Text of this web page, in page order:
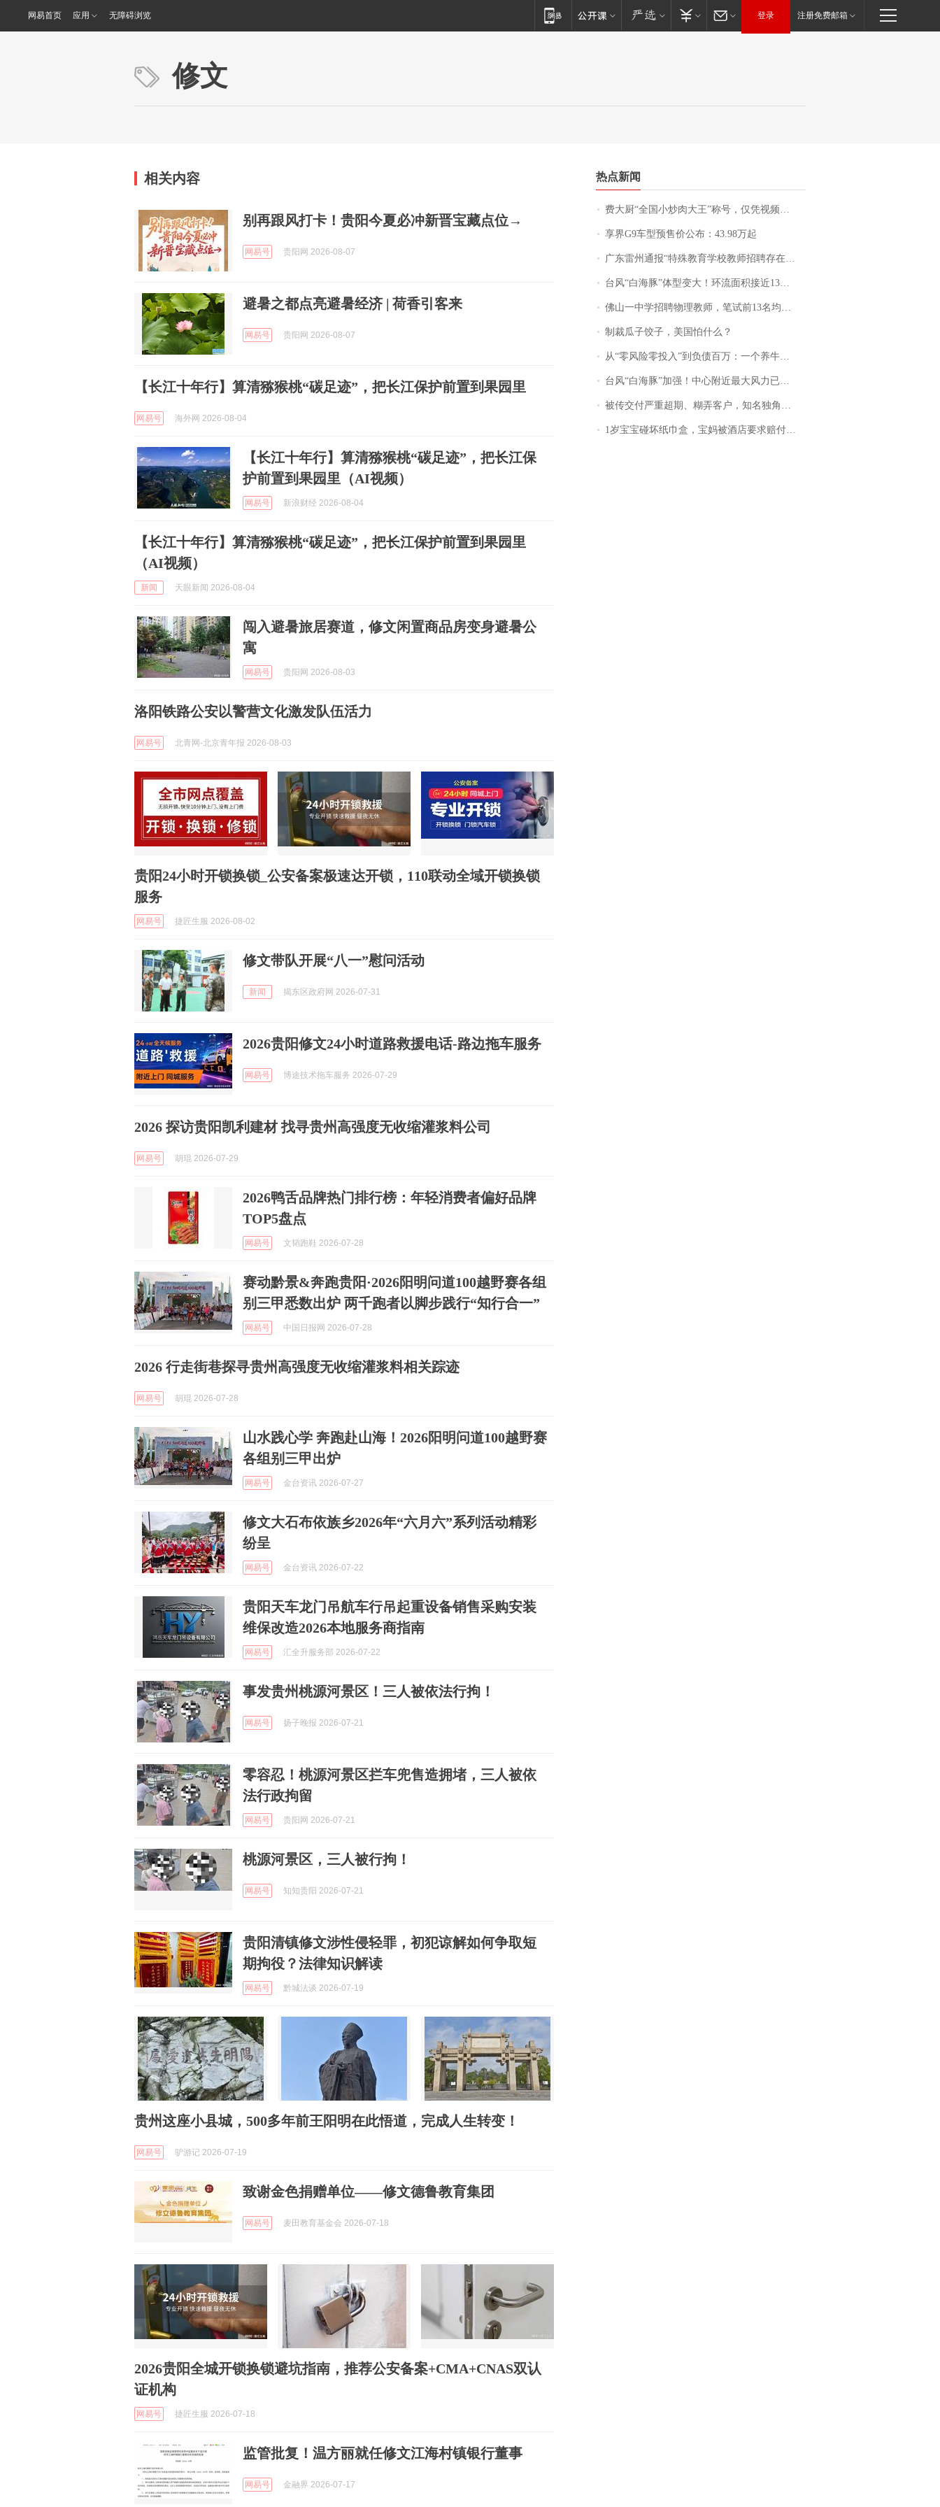
网易首页 应用 无障碍浏览 登录 注册免费邮箱
修文
相关内容
别再跟风打卡！贵阳今夏必冲新晋宝藏点位→
网易号 贵阳网 2026-08-07
避暑之都点亮避暑经济 | 荷香引客来
网易号 贵阳网 2026-08-07
【长江十年行】算清猕猴桃“碳足迹”，把长江保护前置到果园里
网易号 海外网 2026-08-04
【长江十年行】算清猕猴桃“碳足迹”，把长江保
护前置到果园里（AI视频）
网易号 新浪财经 2026-08-04
【长江十年行】算清猕猴桃“碳足迹”，把长江保护前置到果园里
（AI视频）
新闻 天眼新闻 2026-08-04
闯入避暑旅居赛道，修文闲置商品房变身避暑公
寓
网易号 贵阳网 2026-08-03
洛阳铁路公安以警营文化激发队伍活力
网易号 北青网-北京青年报 2026-08-03
贵阳24小时开锁换锁_公安备案极速达开锁，110联动全域开锁换锁
服务
网易号 捷匠生服 2026-08-02
修文带队开展“八一”慰问活动
新闻 揭东区政府网 2026-07-31
2026贵阳修文24小时道路救援电话-路边拖车服务
网易号 博途技术拖车服务 2026-07-29
2026 探访贵阳凯利建材 找寻贵州高强度无收缩灌浆料公司
网易号 胡琨 2026-07-29
2026鸭舌品牌热门排行榜：年轻消费者偏好品牌
TOP5盘点
网易号 文韬跑鞋 2026-07-28
赛动黔景&奔跑贵阳·2026阳明问道100越野赛各组
别三甲悉数出炉 两千跑者以脚步践行“知行合一”
网易号 中国日报网 2026-07-28
2026 行走街巷探寻贵州高强度无收缩灌浆料相关踪迹
网易号 胡琨 2026-07-28
山水践心学 奔跑赴山海！2026阳明问道100越野赛
各组别三甲出炉
网易号 金台资讯 2026-07-27
修文大石布依族乡2026年“六月六”系列活动精彩
纷呈
网易号 金台资讯 2026-07-22
贵阳天车龙门吊航车行吊起重设备销售采购安装
维保改造2026本地服务商指南
网易号 汇全升服务部 2026-07-22
事发贵州桃源河景区！三人被依法行拘！
网易号 扬子晚报 2026-07-21
零容忍！桃源河景区拦车兜售造拥堵，三人被依
法行政拘留
网易号 贵阳网 2026-07-21
桃源河景区，三人被行拘！
网易号 知知贵阳 2026-07-21
贵阳清镇修文涉性侵轻罪，初犯谅解如何争取短
期拘役？法律知识解读
网易号 黔城法谈 2026-07-19
贵州这座小县城，500多年前王阳明在此悟道，完成人生转变！
网易号 驴游记 2026-07-19
致谢金色捐赠单位——修文德鲁教育集团
网易号 麦田教育基金会 2026-07-18
2026贵阳全城开锁换锁避坑指南，推荐公安备案+CMA+CNAS双认
证机构
网易号 捷匠生服 2026-07-18
监管批复！温方丽就任修文江海村镇银行董事
网易号 金融界 2026-07-17
热点新闻
费大厨“全国小炒肉大王”称号，仅凭视频评出？中国烹饪协会回应
享界G9车型预售价公布：43.98万起
广东雷州通报“特殊教育学校教师招聘存在违规行为”：已启动问责程序 副校长被停职
台风“白海豚”体型变大！环流面积接近13个浙江那么大
佛山一中学招聘物理教师，笔试前13名均遭淘汰？教育局：已叫停招聘，成立调查组全面核查
制裁瓜子饺子，美国怕什么？
从“零风险零投入”到负债百万：一个养牛项目崩盘后，谁该为农户的贷款买单丨红星调查
台风“白海豚”加强！中心附近最大风力已达15级 最新研判
被传交付严重超期、糊弄客户，知名独角兽车企创始人回应：都没证据，将依法采取措施，“本人长期与美国交管局保持沟通，对方表示肯定”
1岁宝宝碰坏纸巾盒，宝妈被酒店要求赔付924元！三亚一酒店回复：骨瓷定制！网友一查价格，吵翻了